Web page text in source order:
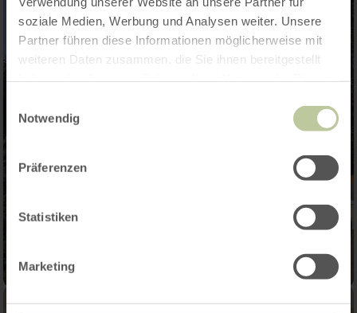
soziale Medien, Werbung und Analysen weiter. Unsere
Partner führen diese Informationen möglicherweise mit
weiteren Daten zusammen, die Sie ihnen bereitgestellt
Notwendig
Präferenzen
Statistiken
Marketing